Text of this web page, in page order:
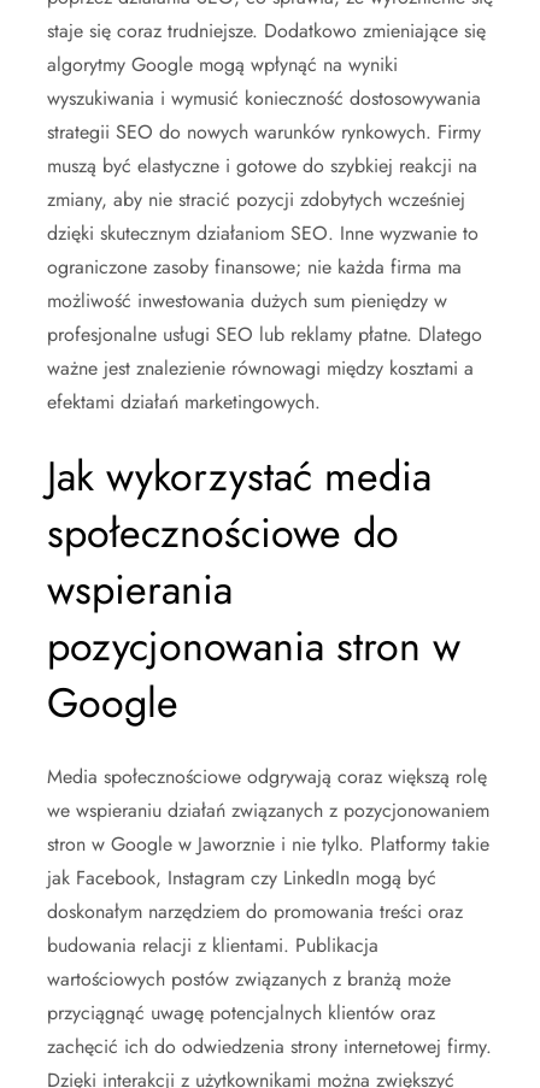
staje się coraz trudniejsze. Dodatkowo zmieniające się
algorytmy Google mogą wpłynąć na wyniki
wyszukiwania i wymusić konieczność dostosowywania
strategii SEO do nowych warunków rynkowych. Firmy
muszą być elastyczne i gotowe do szybkiej reakcji na
zmiany, aby nie stracić pozycji zdobytych wcześniej
dzięki skutecznym działaniom SEO. Inne wyzwanie to
ograniczone zasoby finansowe; nie każda firma ma
możliwość inwestowania dużych sum pieniędzy w
profesjonalne usługi SEO lub reklamy płatne. Dlatego
ważne jest znalezienie równowagi między kosztami a
efektami działań marketingowych.
Jak wykorzystać media
społecznościowe do
wspierania
pozycjonowania stron w
Google
Media społecznościowe odgrywają coraz większą rolę
we wspieraniu działań związanych z pozycjonowaniem
stron w Google w Jaworznie i nie tylko. Platformy takie
jak Facebook, Instagram czy LinkedIn mogą być
doskonałym narzędziem do promowania treści oraz
budowania relacji z klientami. Publikacja
wartościowych postów związanych z branżą może
przyciągnąć uwagę potencjalnych klientów oraz
zachęcić ich do odwiedzenia strony internetowej firmy.
Dzięki interakcji z użytkownikami można zwiększyć